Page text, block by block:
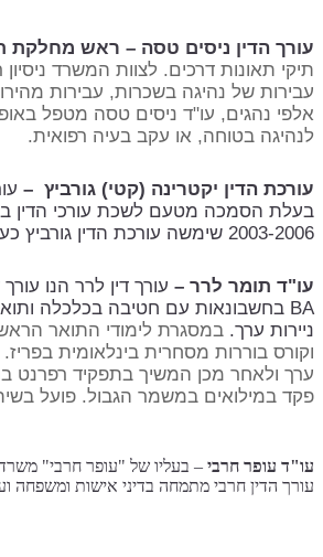
עורך הדין ניסים טסה – ראש מחלקת
תיקי תאונות דרכים. לצוות המשרד
עבירות של נהיגה בשכרות, עבירות
אלפי נהגים, עו"ד ניסים טסה מטפל
לנהיגה בטוחה, או עקב בעיה רפואית.
עורכת הדין יקטרינה (קטי) גורביץ –
בעלת הסמכה מטעם לשכת עורכי הדין
2003-2006 שימשה עורכת הדין גורביץ כעוזרת משפטית בבית המשפט ברוסיה וב – 2006 עלתה ארצה.
עו"ד תומר לרר –
ניירות ערך. במסגרת לימודי התואר
וקורס בוררות מסחרית בינלאומית
ערך ולאחר מכן המשיך בתפקיד רפרנט
פקד במילואים במשמר הגבול. פועל
עו"ד עופר חרבי
עורך הדין חרבי מתמחה בדיני אישות ומשפחה